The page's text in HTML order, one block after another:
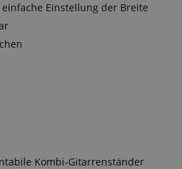
Einstellung der Breite
Kombi-Gitarrenständer